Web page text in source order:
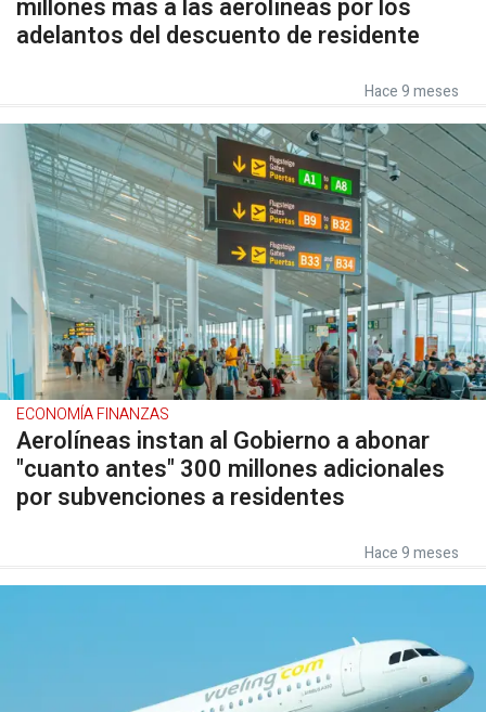
millones más a las aerolíneas por los
adelantos del descuento de residente
Hace 9 meses
ECONOMÍA FINANZAS
Aerolíneas instan al Gobierno a abonar
"cuanto antes" 300 millones adicionales
por subvenciones a residentes
Hace 9 meses